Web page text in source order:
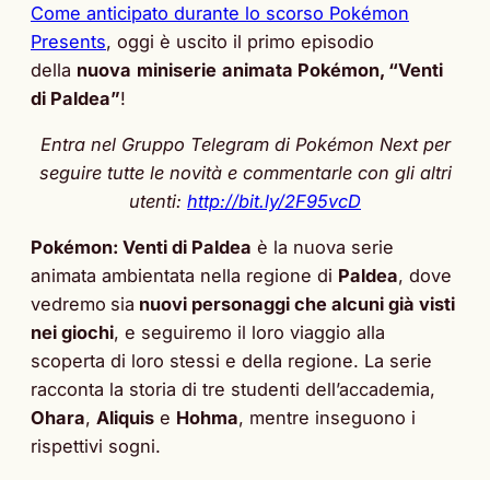
Come anticipato durante lo scorso Pokémon
Presents, oggi è uscito il primo episodio
della nuova miniserie animata Pokémon, “Venti
di Paldea”!
Entra nel Gruppo Telegram di Pokémon Next per
seguire tutte le novità e commentarle con gli altri
utenti: http://bit.ly/2F95vcD
Pokémon: Venti di Paldea è la nuova serie
animata ambientata nella regione di Paldea, dove
vedremo sia nuovi personaggi che alcuni già visti
nei giochi, e seguiremo il loro viaggio alla
scoperta di loro stessi e della regione. La serie
racconta la storia di tre studenti dell’accademia,
Ohara, Aliquis e Hohma, mentre inseguono i
rispettivi sogni.